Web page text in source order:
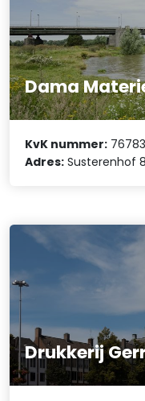
Dama
KvK nummer:
Adres: Susterenhof
Drukkerij